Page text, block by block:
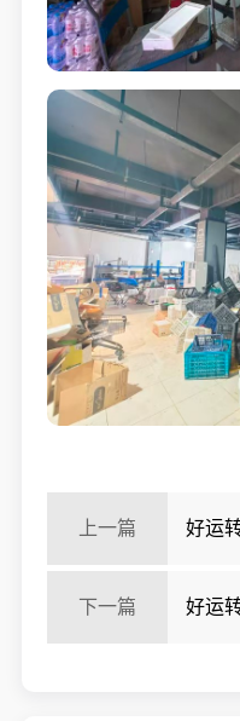
上一篇 好运
旺铺出租、可分租不
下一篇 好运